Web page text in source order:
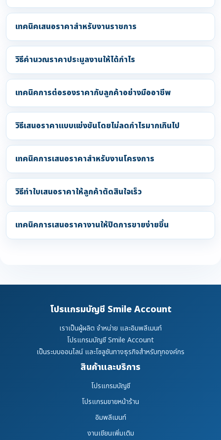
เทคนิคเสนอราคาสำหรับงานราชการ
วิธีคำนวณราคาประมูลงานให้ได้กำไร
เทคนิคการต่อรองราคากับลูกค้าอย่างมืออาชีพ
วิธีเสนอราคาแบบแข่งขันโดยไม่ลดกำไรมากเกินไป
เทคนิคการเสนอราคาสำหรับงานโครงการ
วิธีทำใบเสนอราคาให้ลูกค้าตัดสินใจเร็ว
เทคนิคการเสนอราคางานให้ปิดการขายง่ายขึ้น
โปรแกรมบัญชี Smile Account
เราเป็นผู้ผลิต จำหน่าย และอิมพลีเมนท์
โปรแกรมบัญชี Smile Account
เป็นระบบออนไลน์ และโซลูชันทางธุรกิจสำหรับทุกองค์กร
สินค้าและบริการ
โปรแกรมบัญชี
โปรแกรมขายหน้าร้าน
อิมพลีเมนท์
งานเขียนเพิ่มเติม